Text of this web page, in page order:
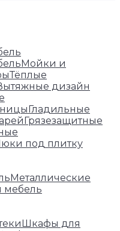
Мойки и
Тёплые
дизайн
Гладильные
Грязезащитные
под плитку
Металлические
мебель
Шкафы для